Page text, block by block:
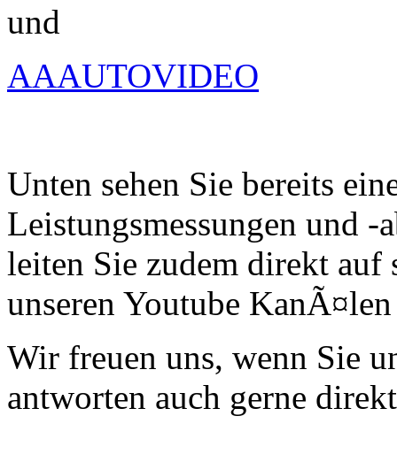
und
AAAUTOVIDEO
Unten sehen Sie bereits
Leistungsmessungen und -
leiten Sie zudem direkt auf
unseren Youtube
Wir freuen uns, wenn Sie
antworten auch gerne